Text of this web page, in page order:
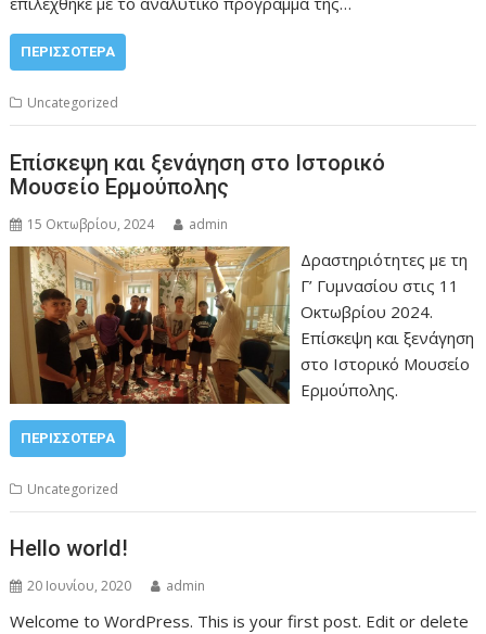
ΠΕΡΙΣΣΌΤΕΡΑ
Uncategorized
Επίσκεψη και ξενάγηση στο Ιστορικό
Μουσείο Ερμούπολης
15 Οκτωβρίου, 2024 admin
Δραστηριότητες με τη
Γ’ Γυμνασίου στις 11
Οκτωβρίου 2024.
Επίσκεψη και ξενάγηση
στο Ιστορικό Μουσείο
Ερμούπολης.
ΠΕΡΙΣΣΌΤΕΡΑ
Uncategorized
Hello world!
20 Ιουνίου, 2020 admin
Welcome to WordPress. This is your first post. Edit or delete